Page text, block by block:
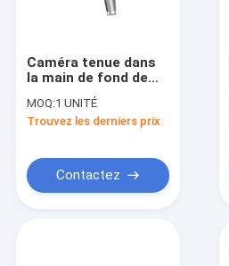
Caméra tenue dans
la main de fond de
MOQ:1 UNITÉ
Trouvez les derniers prix
Contactez